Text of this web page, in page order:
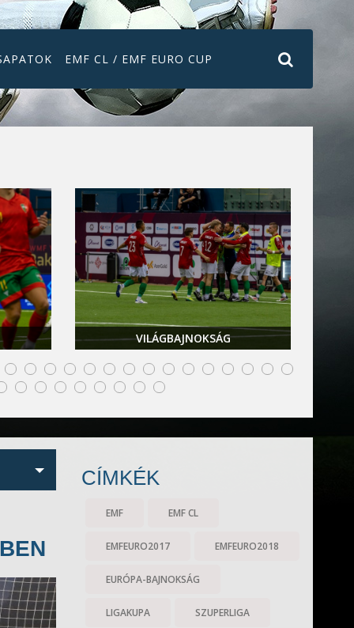
EMF CL / EMF EURO CUP
VILÁGBAJNOKSÁG
CÍMKÉK
EMF EMF CL
EMFEURO2017 EMFEURO2018
EURÓPA-BAJNOKSÁG
LIGAKUPA SZUPERLIGA